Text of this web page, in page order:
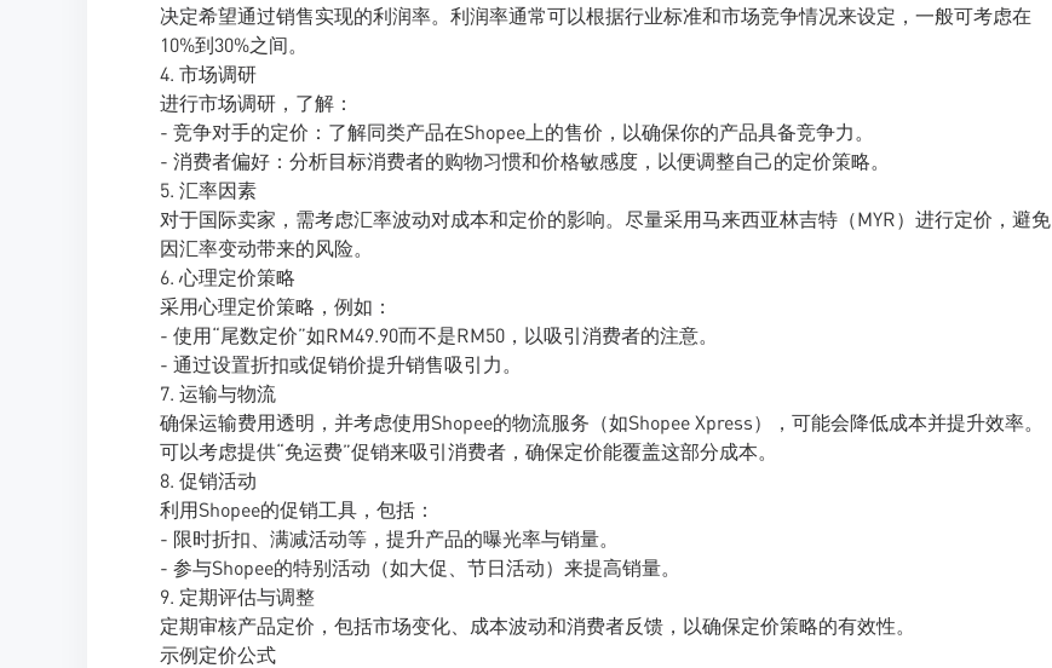
决定希望通过销售实现的利润率。利润率通常可以根据行业标准和市场竞争情况来设定，一般可考虑在
10%到30%之间。
4. 市场调研
进行市场调研，了解：
- 竞争对手的定价：了解同类产品在Shopee上的售价，以确保你的产品具备竞争力。
- 消费者偏好：分析目标消费者的购物习惯和价格敏感度，以便调整自己的定价策略。
5. 汇率因素
对于国际卖家，需考虑汇率波动对成本和定价的影响。尽量采用马来西亚林吉特（MYR）进行定价，避免
因汇率变动带来的风险。
6. 心理定价策略
采用心理定价策略，例如：
- 使用“尾数定价”如RM49.90而不是RM50，以吸引消费者的注意。
- 通过设置折扣或促销价提升销售吸引力。
7. 运输与物流
确保运输费用透明，并考虑使用Shopee的物流服务（如Shopee Xpress），可能会降低成本并提升效率。
可以考虑提供“免运费”促销来吸引消费者，确保定价能覆盖这部分成本。
8. 促销活动
利用Shopee的促销工具，包括：
- 限时折扣、满减活动等，提升产品的曝光率与销量。
- 参与Shopee的特别活动（如大促、节日活动）来提高销量。
9. 定期评估与调整
定期审核产品定价，包括市场变化、成本波动和消费者反馈，以确保定价策略的有效性。
示例定价公式